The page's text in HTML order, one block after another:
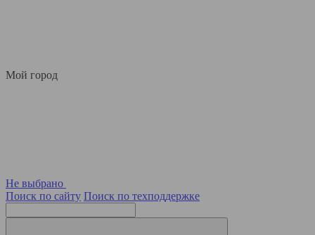
Мой город
Не выбрано
Поиск по сайту Поиск по техподдержке